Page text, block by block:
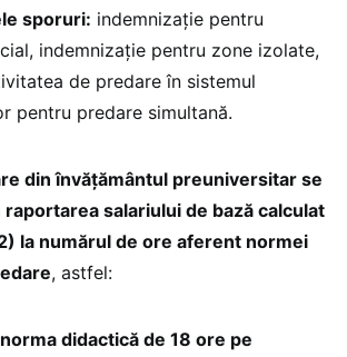
sporuri: indemnizație pentru
indemnizație pentru zone izolate,
de predare în sistemul
pentru predare simultană.
din învățământul preuniversitar se
salariului de bază calculat
la numărul de ore aferent normei
, astfel:
didactică de 18 ore pe